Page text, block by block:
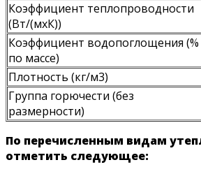
Коэффициент теплопроводности
(Вт/(мхК))
Коэффициент водопоглощения (%
по массе)
Плотность (кг/м3)
Группа горючести (без
размерности)
По перечисленным видам
отметить следующее: